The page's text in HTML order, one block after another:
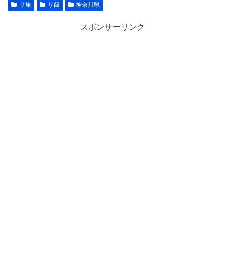
サ旅 サ飯 神奈川県
スポンサーリンク